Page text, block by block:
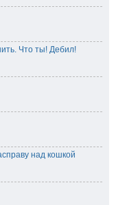
Что ты! Дебил!
над кошкой